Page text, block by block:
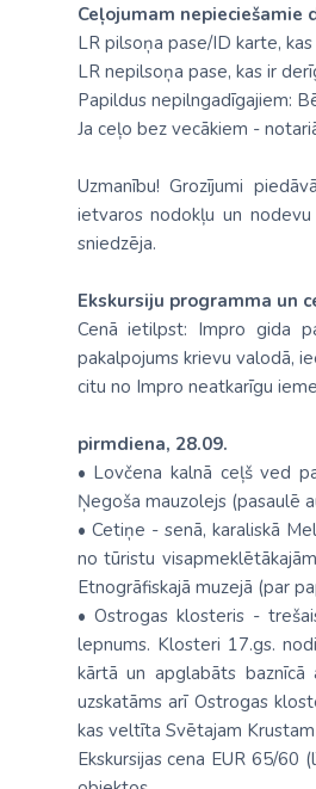
Ceļojumam nepieciešamie
LR pilsoņa pase/ID karte,
LR nepilsoņa pase, kas ir
Papildus nepilngadīgajiem:
Ja ceļo bez vecākiem -
Uzmanību! Grozījumi
ietvaros nodokļu un
sniedzēja.
Ekskursiju programma un
Cenā ietilpst: Impro gida
pakalpojums krievu valodā,
citu no Impro neatkarīgu
pirmdiena, 28.09.
• Lovčena kalnā ceļš ved
Ņegoša mauzolejs (pasaulē
• Cetiņe - senā, karaliskā
no tūristu
Etnogrāfiskajā muzejā (par
• Ostrogas klosteris -
lepnums. Klosteri 17.gs.
kārtā un apglabāts
uzskatāms arī Ostrogas
kas veltīta Svētajam
Ekskursijas cena EUR 65/60